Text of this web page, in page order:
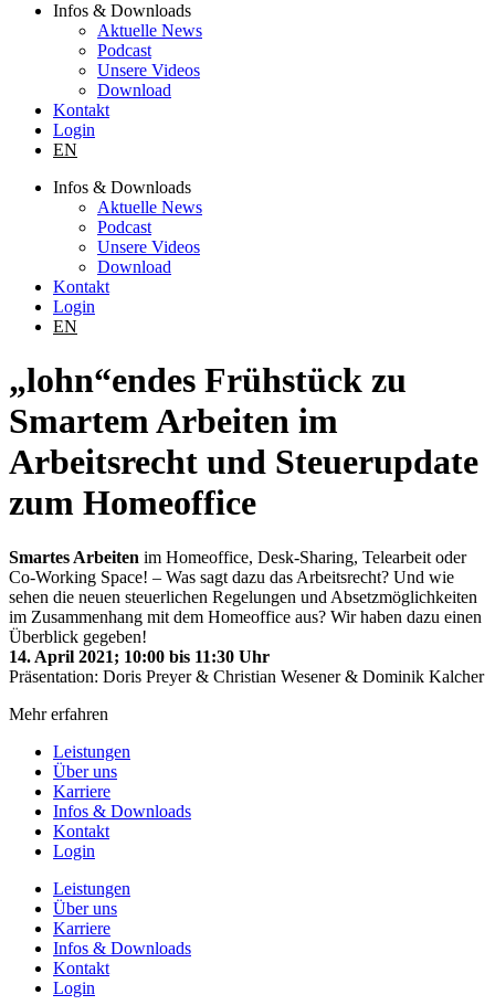
Infos & Downloads
Aktuelle News
Podcast
Unsere Videos
Download
Kontakt
Login
EN
Infos & Downloads
Aktuelle News
Podcast
Unsere Videos
Download
Kontakt
Login
EN
„lohn“endes Frühstück zu
Smartem Arbeiten im
Arbeitsrecht und Steuerupdate
zum Homeoffice
Smartes Arbeiten im Homeoffice, Desk-Sharing, Telearbeit oder
Co-Working Space! – Was sagt dazu das Arbeitsrecht? Und wie
sehen die neuen steuerlichen Regelungen und Absetzmöglichkeiten
im Zusammenhang mit dem Homeoffice aus? Wir haben dazu einen
Überblick gegeben!
14. April 2021; 10:00 bis 11:30 Uhr
Präsentation: Doris Preyer & Christian Wesener & Dominik Kalcher
Mehr erfahren
Leistungen
Über uns
Karriere
Infos & Downloads
Kontakt
Login
Leistungen
Über uns
Karriere
Infos & Downloads
Kontakt
Login